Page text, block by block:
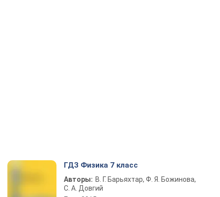
ГДЗ Физика 7 класс
Авторы: В. Г. Барьяхтар, Ф. Я. Божинова,
С. А. Довгий